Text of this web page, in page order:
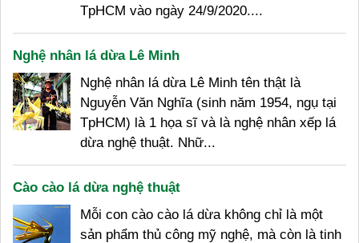
TpHCM vào ngày 24/9/2020....
Nghệ nhân lá dừa Lê Minh
Nghệ nhân lá dừa Lê Minh tên thật là
Nguyễn Văn Nghĩa (sinh năm 1954, ngụ tại
TpHCM) là 1 họa sĩ và là nghệ nhân xếp lá
dừa nghệ thuật. Nhữ...
Cào cào lá dừa nghệ thuật
Mỗi con cào cào lá dừa không chỉ là một
sản phẩm thủ công mỹ nghệ, mà còn là tinh